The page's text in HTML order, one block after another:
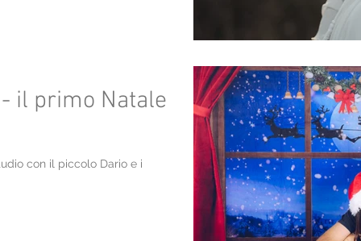
il primo Natale
con il piccolo Dario e i